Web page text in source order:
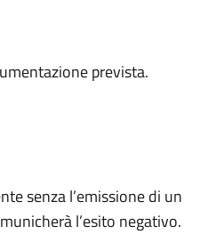
prevista.
senza l’emissione di un
l’esito negativo.